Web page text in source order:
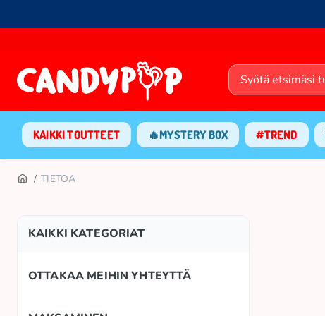
KAIKKI TOUTTEET 🔥MYSTERY BOX #TREND
TIETOA
KAIKKI KATEGORIAT
OTTAKAA MEIHIN YHTEYTTÄ